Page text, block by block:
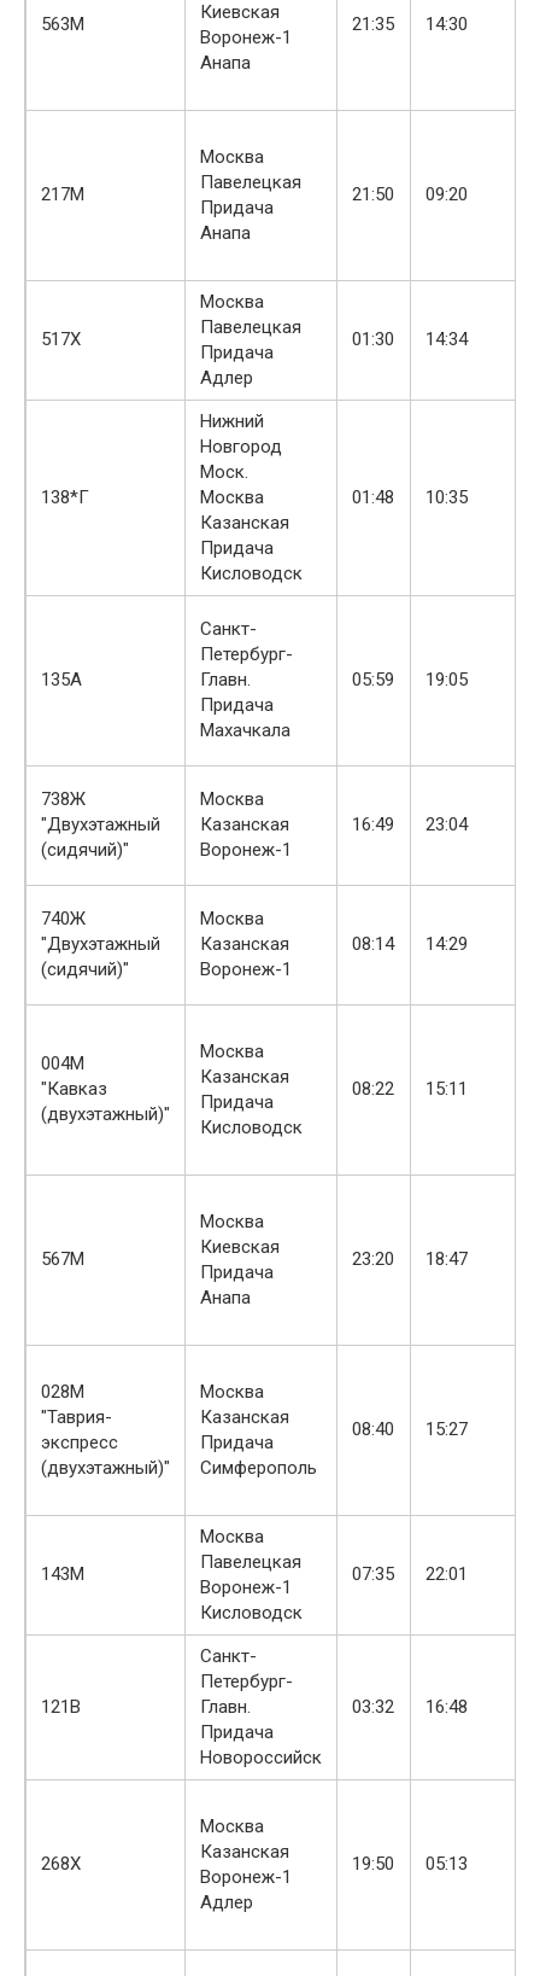
563М
Киевская
Воронеж-1
Анапа
21:35 14:30
217М
Москва
Павелецкая
Придача
Анапа
21:50 09:20
517Х
Москва
Павелецкая
Придача
Адлер
01:30 14:34
138*Г
Нижний
Новгород
Моск.
Москва
Казанская
Придача
Кисловодск
01:48 10:35
135А
Санкт-
Петербург-
Главн.
Придача
Махачкала
05:59 19:05
738Ж
"Двухэтажный
(сидячий)"
Москва
Казанская
Воронеж-1
16:49 23:04
740Ж
"Двухэтажный
(сидячий)"
Москва
Казанская
Воронеж-1
08:14 14:29
004М
"Кавказ
(двухэтажный)"
Москва
Казанская
Придача
Кисловодск
08:22 15:11
567М
Москва
Киевская
Придача
Анапа
23:20 18:47
028М
"Таврия-
экспресс
(двухэтажный)"
Москва
Казанская
Придача
Симферополь
08:40 15:27
143М
Москва
Павелецкая
Воронеж-1
Кисловодск
07:35 22:01
121В
Санкт-
Петербург-
Главн.
Придача
Новороссийск
03:32 16:48
268Х
Москва
Казанская
Воронеж-1
Адлер
19:50 05:13